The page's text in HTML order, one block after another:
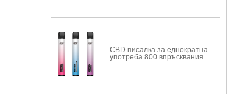
CBD писалка за еднократна
употреба 800 впръсквания